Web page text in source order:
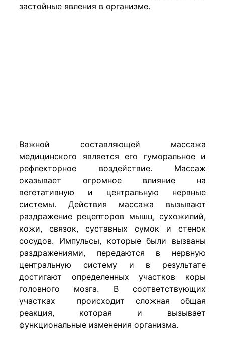
застойные явления в организме.
Важной составляющей массажа
медицинского является его гуморальное и
рефлекторное воздействие. Массаж
оказывает огромное влияние на
вегетативную и центральную нервные
системы. Действия массажа вызывают
раздражение рецепторов мышц, сухожилий,
кожи, связок, суставных сумок и стенок
сосудов. Импульсы, которые были вызваны
раздражениями, передаются в нервную
центральную систему и в результате
достигают определенных участков коры
головного мозга. В соответствующих
участках происходит сложная общая
реакция, которая и вызывает
функциональные изменения организма.